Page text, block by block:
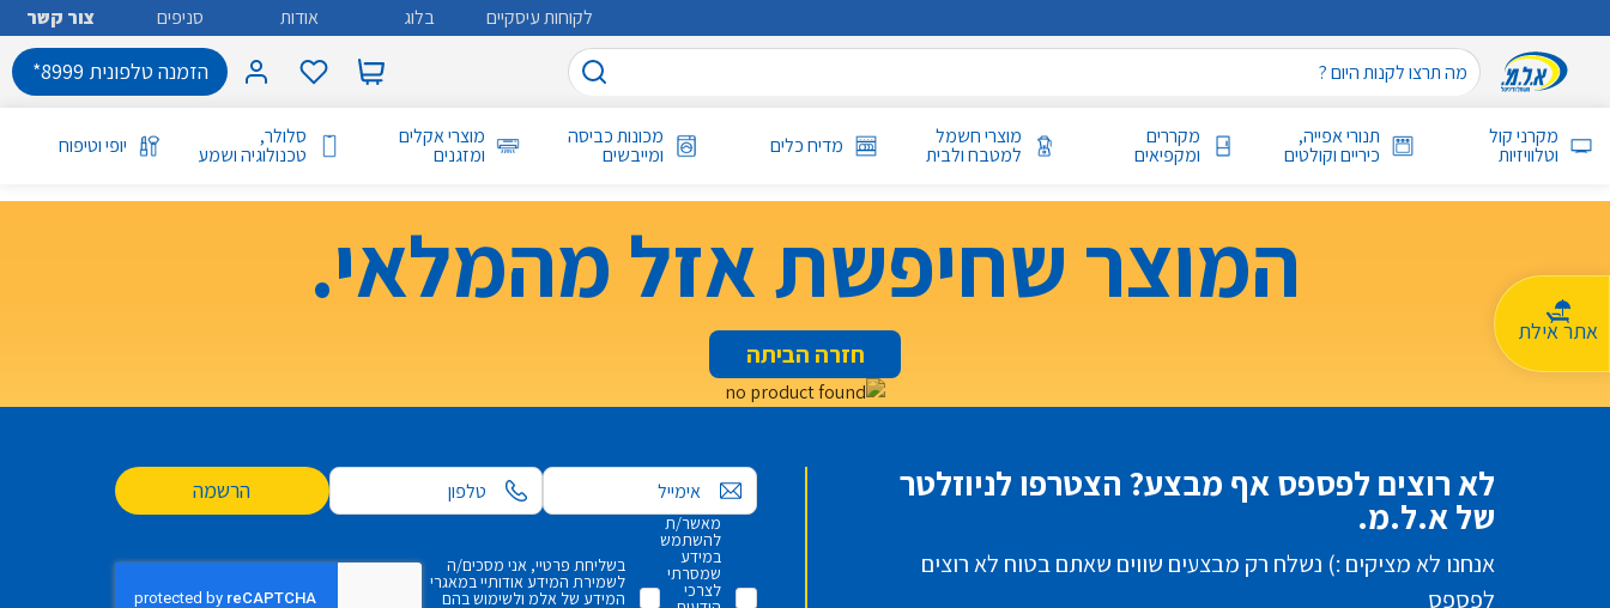
אתר אילת
לקוחות עיסקיים בלוג אודות סניפים צור קשר
הזמנה טלפונית 8999*
מקרני קול
וטלוויזיות
תנורי אפייה,
כיריים וקולטים
מקררים
ומקפיאים
מוצרי חשמל
למטבח ולבית מדיח כלים מכונות כביסה
ומייבשים
מוצרי אקלים
ומזגנים
סלולר,
טכנולוגיה ושמע יופי וטיפוח
המוצר שחיפשת אזל מהמלאי.
חזרה הביתה
לא רוצים לפספס אף מבצע? הצטרפו לניוזלטר
של א.ל.מ.
אנחנו לא מציקים :) נשלח רק מבצעים שווים שאתם בטוח לא רוצים
לפספס
אימייל הרשמה
מאשר/ת
להשתמש
במידע
שמסרתי
לצרכי
בשליחת פרטיי, אני מסכים/ה
לשמירת המידע אודותיי במאגרי
המידע של אלמ ולשימוש בהם